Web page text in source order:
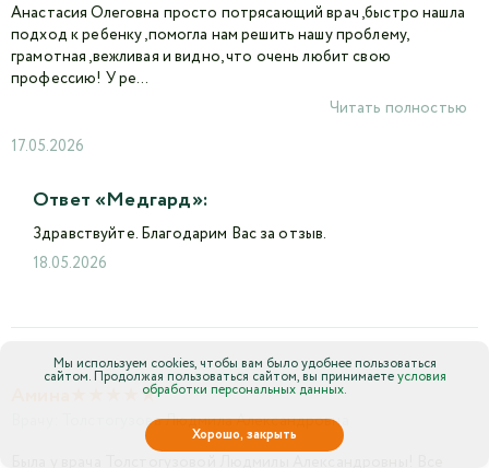
Анастасия Олеговна просто потрясающий врач ,быстро нашла
подход к ребенку ,помогла нам решить нашу проблему,
грамотная ,вежливая и видно, что очень любит свою
профессию! У ре...
17.05.2026
Читать полностью
Ответ «Медгард»:
Здравствуйте. Благодарим Вас за отзыв.
18.05.2026
★
Толстогузова Людмила Александровна
Мы используем cookies, чтобы вам было удобнее пользоваться
сайтом. Продолжая пользоваться сайтом, вы принимаетеусловия
обработки персональных данных.
Хорошо, закрыть